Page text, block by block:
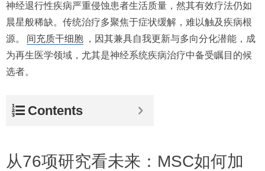
神经退行性疾病严重侵蚀患者生活质量，然其有效疗法仍如
晨星般稀缺。传统治疗多聚焦于症状缓解，难以触及疾病根
源。
间充质干细胞 ，因其兼具自我更新与多向分化潜能，成
为再生医学领域，尤其是神经系统疾病治疗中备受瞩目的候
选者。
Contents
从76项研究看未来：MSC如何加